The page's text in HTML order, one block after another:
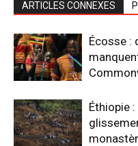
ARTICLES CONNEXES
Écosse :
Éthiopie